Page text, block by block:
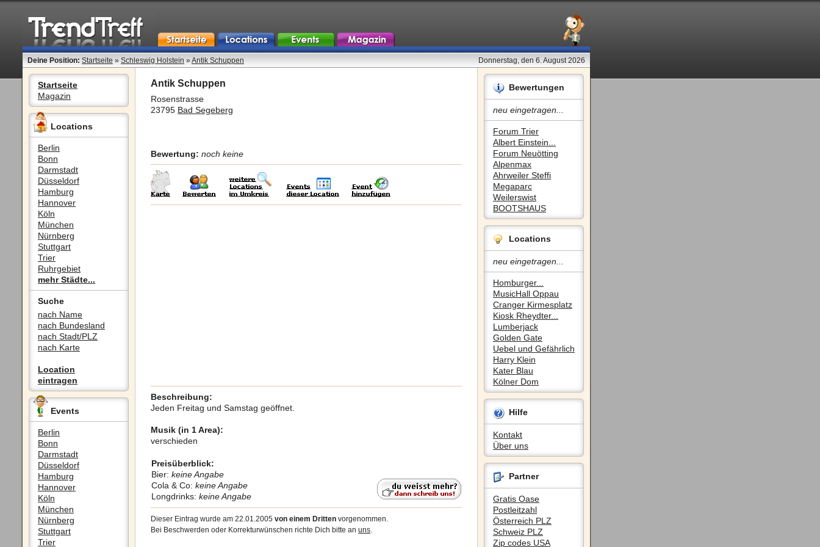
Deine Position: Startseite » Schleswig Holstein »Antik Schuppen Donnerstag, den 6. August 2026
Startseite
Magazin
Locations
Berlin
Bonn
Darmstadt
Düsseldorf
Hamburg
Hannover
Köln
München
Nürnberg
Stuttgart
Trier
Ruhrgebiet
mehr Städte...
Suche
nach Name
nach Bundesland
nach Stadt/PLZ
nach Karte
Location
eintragen
Events
Berlin
Bonn
Darmstadt
Düsseldorf
Hamburg
Hannover
Köln
München
Nürnberg
Stuttgart
Trier
Bewertungen
neu eingetragen...
Forum Trier
Albert Einstein...
Forum Neuötting
Alpenmax
Ahrweiler Steffi
Megaparc
Weilerswist
BOOTSHAUS
Locations
neu eingetragen...
Homburger...
MusicHall Oppau
Cranger Kirmesplatz
Kiosk Rheydter...
Lumberjack
Golden Gate
Uebel und Gefährlich
Harry Klein
Kater Blau
Kölner Dom
Hilfe
Kontakt
Über uns
Partner
Gratis Oase
Postleitzahl
Österreich PLZ
Schweiz PLZ
Zip codes USA
Antik Schuppen
Rosenstrasse
23795 Bad Segeberg
Bewertung: noch keine
Beschreibung:
Jeden Freitag und Samstag geöffnet.
Musik (in 1 Area):
verschieden
Preisüberblick:
Bier: keine Angabe
Cola & Co: keine Angabe
Longdrinks: keine Angabe
Dieser Eintrag wurde am 22.01.2005 von einem Dritten vorgenommen.
Bei Beschwerden oder Korrekturwünschen richte Dich bitte an uns.